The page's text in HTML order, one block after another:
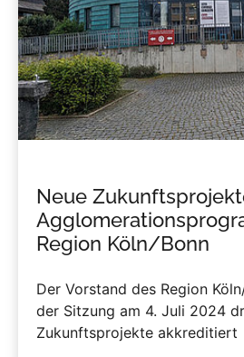
Neue
Region Köln/Bonn
Der Vorstand des Region
der Sitzung am 4. Juli 2024
Zukunftsprojekte akkreditiert